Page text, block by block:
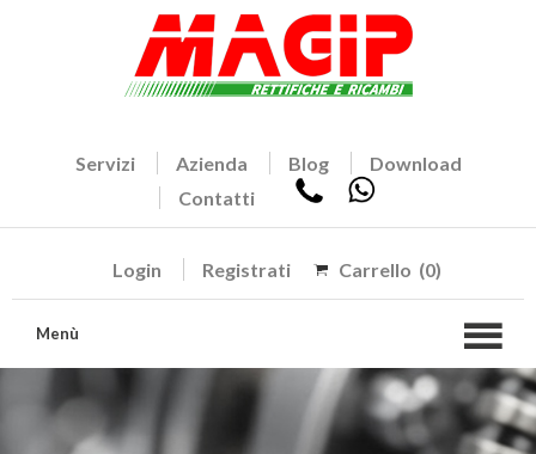
Servizi Azienda Blog
Download
Contatti
Login Registrati Carrello (0)
Menù